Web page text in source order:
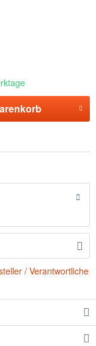
/ Verantwortliche